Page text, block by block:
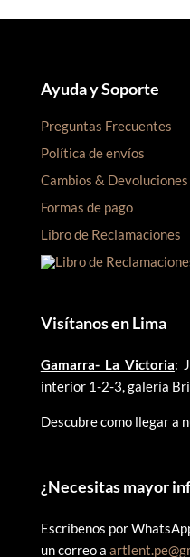
Ayuda y Soporte
Preguntas Frecuentes
Política de envíos
Cambios & Devoluciones
Formas de pago
Libro de Reclamaciones
Visítanos en Lima
Gamarra- La Victoria:
interior 1-2-3, galería
Descubre como llegar a
¿Necesitas mayor
Escríbenos por
un correo a